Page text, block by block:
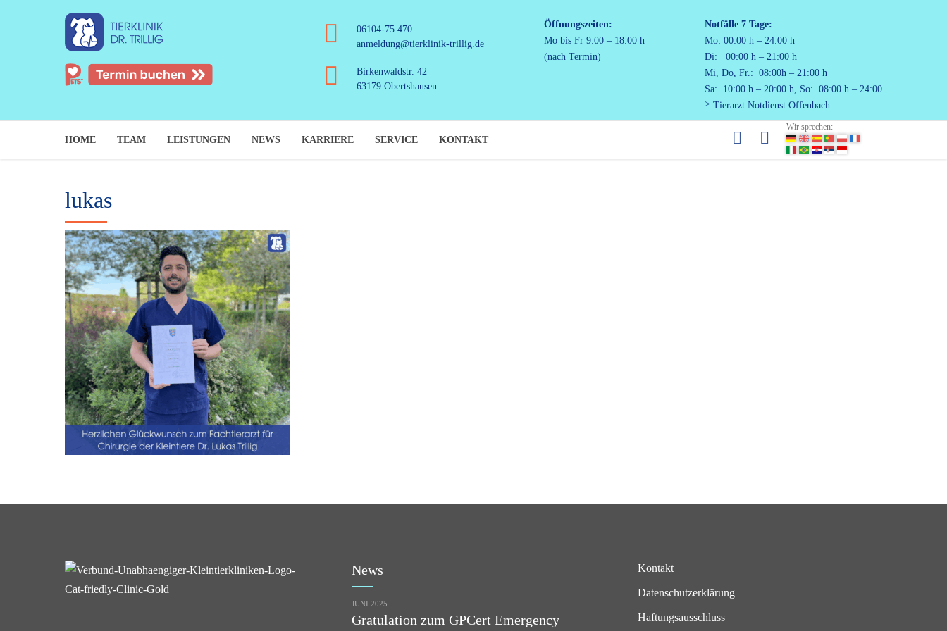
06104-75 470
anmeldung@tierklinik-trillig.de
Birkenwaldstr. 42
63179 Obertshausen
Öffnungszeiten:
Mo bis Fr 9:00 – 18:00 h
(nach Termin)
Notfälle 7 Tage:
Mo: 00:00 h – 24:00 h
Di: 00:00 h – 21:00 h
Mi, Do, Fr.: 08:00h – 21:00 h
Sa: 10:00 h – 20:00 h, So: 08:00 h – 24:00
Tierarzt Notdienst Offenbach
Wir sprechen:
HOME TEAM LEISTUNGEN NEWS KARRIERE SERVICE KONTAKT
lukas
News
JUNI 2025
Gratulation zum GPCert Emergency
Kontakt
Datenschutzerklärung
Haftungsausschluss